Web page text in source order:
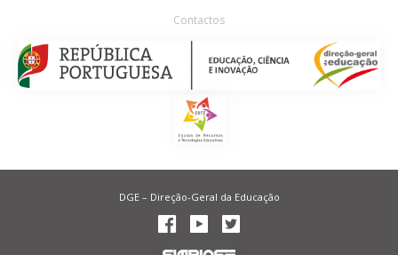
Contactos
DGE – Direção-Geral da Educação